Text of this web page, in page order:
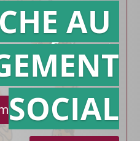
en
référé
de presse
AU
SOCIAL